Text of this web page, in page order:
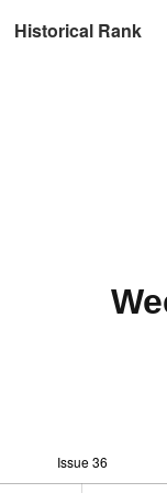
Historical Rank
Issue 36